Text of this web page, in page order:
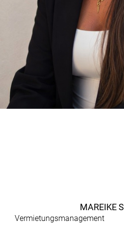
MAREIKE
Vermietungsmanagement